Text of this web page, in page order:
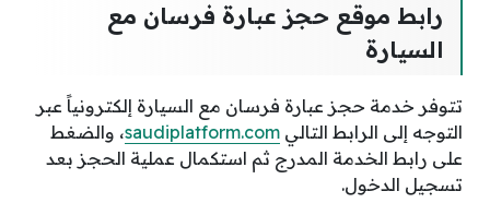
رابط موقع حجز عبارة فرسان مع
السيارة
تتوفر خدمة حجز عبارة فرسان مع السيارة إلكترونياً عبر
التوجه إلى الرابط التالي saudiplatform.com، والضغط
على رابط الخدمة المدرج ثم استكمال عملية الحجز بعد
تسجيل الدخول.